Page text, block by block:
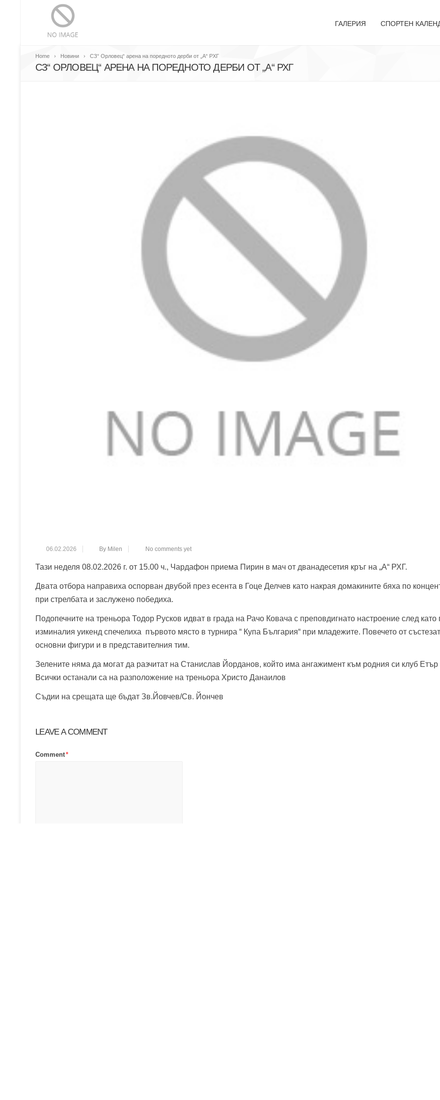
ГАЛЕРИЯ СПОРТЕН
Home Новини СЗ“ Орловец“ арена на поредното дерби от „А“ РХГ
СЗ“ ОРЛОВЕЦ“ АРЕНА НА ПОРЕДНОТО ДЕРБИ ОТ „А“ РХГ
06.02.2026 By Milen No comments yet
Тази неделя 08.02.2026 г. от 15.00 ч., Чардафон приема Пирин в мач от дванадесетия кръг на „А“ РХГ.
Двата отбора направиха оспорван двубой през есента в Гоце Делчев като накрая домакините бяха по
при стрелбата и заслужено победиха.
Подопечните на треньора Тодор Русков идват в града на Рачо Ковача с преповдигнато настроение след като
изминалия уикенд спечелиха първото място в турнира “ Купа България“ при младежите. Повечето от
основни фигури и в представителния тим.
Зелените няма да могат да разчитат на Станислав Йорданов, който има ангажимент към родния си клуб Етър
Всички останали са на разположение на треньора Христо Данаилов
Съдии на срещата ще бъдат Зв.Йовчев/Св. Йончев
LEAVE A COMMENT
Comment*